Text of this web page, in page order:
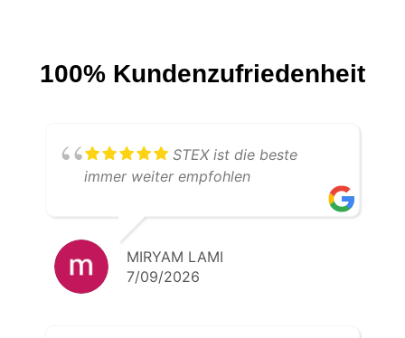
100% Kundenzufriedenheit
STEX ist die beste
immer weiter empfohlen
MIRYAM LAMI
7/09/2026